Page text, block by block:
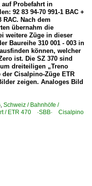
auf Probefahrt in
92 83 94-70 991-1 BAC +
RAC. Nach dem
übernahm die
weitere Züge in dieser
Baureihe 310 001 - 003 in
können, welcher
ist. Die SZ 370 sind
dreiteiligen „Treno
Cisalpino-Züge ETR
zeigen. Analoges Bild
, Schweiz / Bahnhöfe /
/ ETR 470 ·SBB· Cisalpino